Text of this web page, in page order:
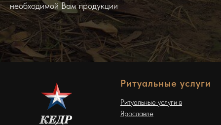
необходимой Вам продукции
Ритуальные услуги
Ритуальные услуги в
Ярославле